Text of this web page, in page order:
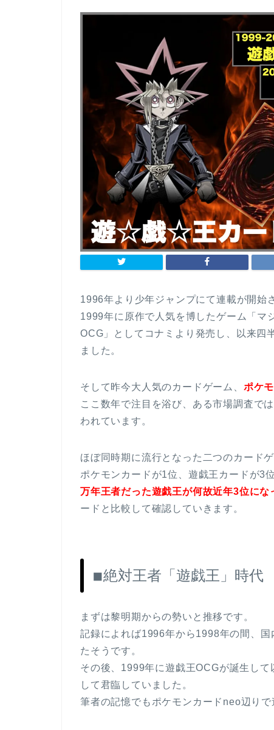
1996年より少年ジャンプにて連載が開始
1999年に原作で人気を博したゲーム「マ
OCG」としてコナミより発売し、以来四
ました。
そして昨今大人気のカードゲーム、 ポケ
ここ数年で注目を浴び、ある市場調査で
われています。
ほぼ同時期に流行となった二つのカード
ポケモンカードが1位、遊戯王カードが3
万年王者だった遊戯王が何故近年3位にな
ードと比較して確認していきます。
◾︎絶対王者「遊戯王」時代
まずは黎明期からの勢いと推移です。
記録によれば1996年から1998年の間、
たそうです。
その後、1999年に遊戯王OCGが誕生して
して君臨していました。
筆者の記憶でもポケモンカードneo辺り